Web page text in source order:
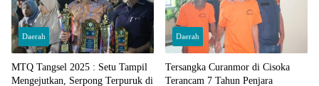
Daerah
MTQ Tangsel 2025 : Setu Tampil
Mengejutkan, Serpong Terpuruk di
Daerah
Tersangka Curanmor di Cisoka
Terancam 7 Tahun Penjara